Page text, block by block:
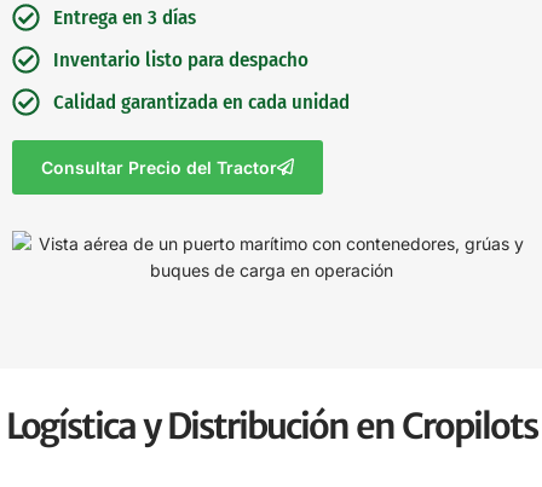
Entrega en 3 días
Inventario listo para despacho
Calidad garantizada en cada unidad
Consultar Precio del Tractor
Logística y Distribución en Cropilots